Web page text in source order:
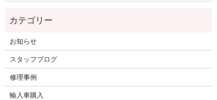
お知らせ
スタッフブログ
修理事例
輸入車購入